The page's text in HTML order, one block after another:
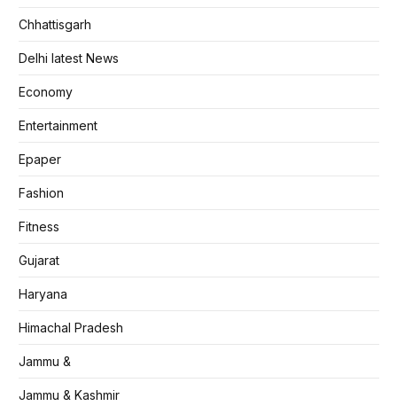
Chhattisgarh
Delhi latest News
Economy
Entertainment
Epaper
Fashion
Fitness
Gujarat
Haryana
Himachal Pradesh
Jammu &
Jammu & Kashmir